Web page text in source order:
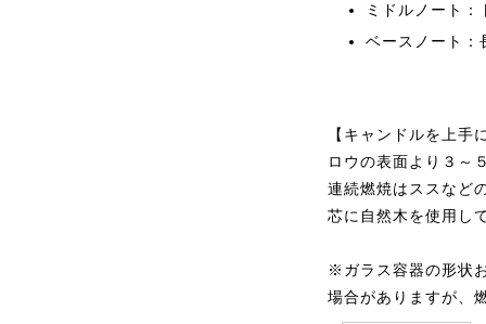
ミドルノート
ベースノート：
【キャンドルを上手
ロウの表面より３～
連続燃焼はススなど
芯に自然木を使用し
※ガラス容器の形状
場合がありますが、